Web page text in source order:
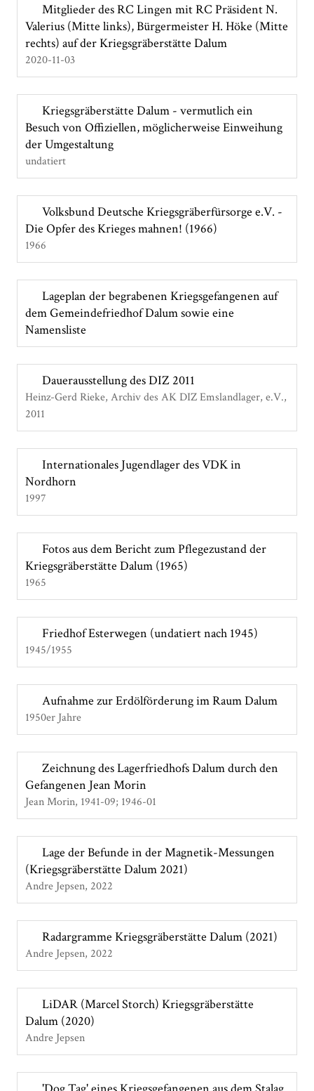
Mitglieder des RC Lingen mit RC Präsident N.
Valerius (Mitte links), Bürgermeister H. Höke (Mitte
rechts) auf der Kriegsgräberstätte Dalum
2020-11-03
Kriegsgräberstätte Dalum - vermutlich ein
Besuch von Offiziellen, möglicherweise Einweihung
der Umgestaltung
undatiert
Volksbund Deutsche Kriegsgräberfürsorge e.V. -
Die Opfer des Krieges mahnen! (1966)
1966
Lageplan der begrabenen Kriegsgefangenen auf
dem Gemeindefriedhof Dalum sowie eine
Namensliste
Dauerausstellung des DIZ 2011
Heinz-Gerd Rieke, Archiv des AK DIZ Emslandlager, e.V.
2011
Internationales Jugendlager des VDK in
Nordhorn
1997
Fotos aus dem Bericht zum Pflegezustand der
Kriegsgräberstätte Dalum (1965)
1965
Friedhof Esterwegen (undatiert nach 1945)
1945/1955
Aufnahme zur Erdölförderung im Raum Dalum
1950er Jahre
Zeichnung des Lagerfriedhofs Dalum durch den
Gefangenen Jean Morin
Jean Morin 1941-09; 1946-01
Lage der Befunde in der Magnetik-Messungen
(Kriegsgräberstätte Dalum 2021)
Andre Jepsen 2022
Radargramme Kriegsgräberstätte Dalum (2021)
Andre Jepsen 2022
LiDAR (Marcel Storch) Kriegsgräberstätte
Dalum (2020)
Andre Jepsen